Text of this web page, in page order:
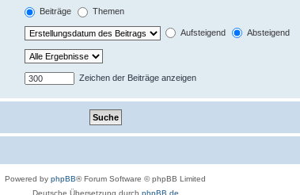
Beiträge Themen
Aufsteigend Absteigend
Zeichen der Beiträge anzeigen
Powered by phpBB® Forum Software © phpBB Limited
Deutsche Übersetzung durch phpBB.de